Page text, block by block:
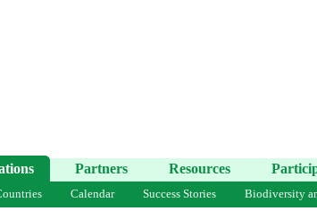
Partners Resources
Calendar Success Stories Biodiversity